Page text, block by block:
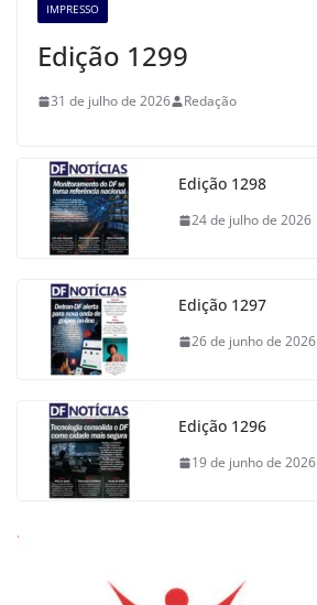
IMPRESSO
Edição 1299
31 de julho de 2026 Redação
Edição 1298
24 de julho de 2026
Edição 1297
26 de junho de 2026
Edição 1296
19 de junho de 2026